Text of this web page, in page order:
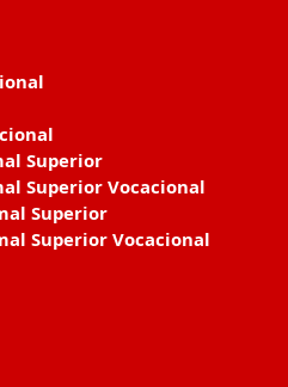
Superior
Superior Vocacional
Superior
Superior Vocacional